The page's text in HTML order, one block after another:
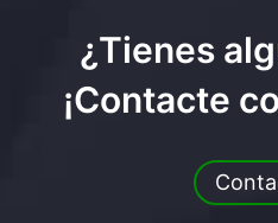
¿Tienes
¡Contacte